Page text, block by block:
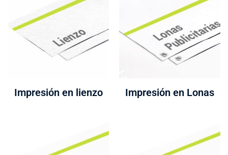
Impresión en lienzo Impresión en Lonas